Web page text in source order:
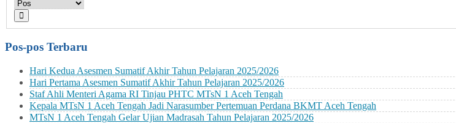
Pos-pos Terbaru
Hari Kedua Asesmen Sumatif Akhir Tahun Pelajaran 2025/2026
Hari Pertama Asesmen Sumatif Akhir Tahun Pelajaran 2025/2026
Staf Ahli Menteri Agama RI Tinjau PHTC MTsN 1 Aceh Tengah
Kepala MTsN 1 Aceh Tengah Jadi Narasumber Pertemuan Perdana BKMT Aceh Tengah
MTsN 1 Aceh Tengah Gelar Ujian Madrasah Tahun Pelajaran 2025/2026